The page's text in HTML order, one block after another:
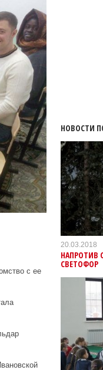
с ее
НОВОСТИ
20.03.2018
НАПРОТИВ
СВЕТОФОР